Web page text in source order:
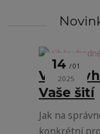
14 01
2025
Výběr
Vaše šití
Jak na
konkrétní